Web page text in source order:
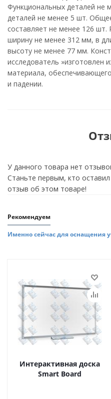
Функциональных деталей не
деталей не менее 5 шт.
составляет не менее 126
ширину не менее 312 мм, в
высоту не менее 77 мм.
исследователь »изготовлен
материала,
и падении.
У данного товара нет
Станьте первым, кто оставил
отзыв об этом товаре!
Рекомендуем
Именно сейчас для оснащения
Интерактивная доска
Smart Board